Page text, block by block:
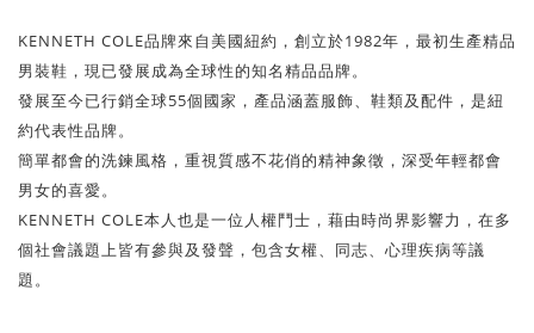
KENNETH COLE品牌來自美國紐約，創立於1982年，最初生產精品
男裝鞋，現已發展成為全球性的知名精品品牌。
發展至今已行銷全球55個國家，產品涵蓋服飾、鞋類及配件，是紐
約代表性品牌。
簡單都會的洗鍊風格，重視質感不花俏的精神象徵，深受年輕都會
男女的喜愛。
KENNETH COLE本人也是一位人權鬥士，藉由時尚界影響力，在多
個社會議題上皆有參與及發聲，包含女權、同志、心理疾病等議
題。